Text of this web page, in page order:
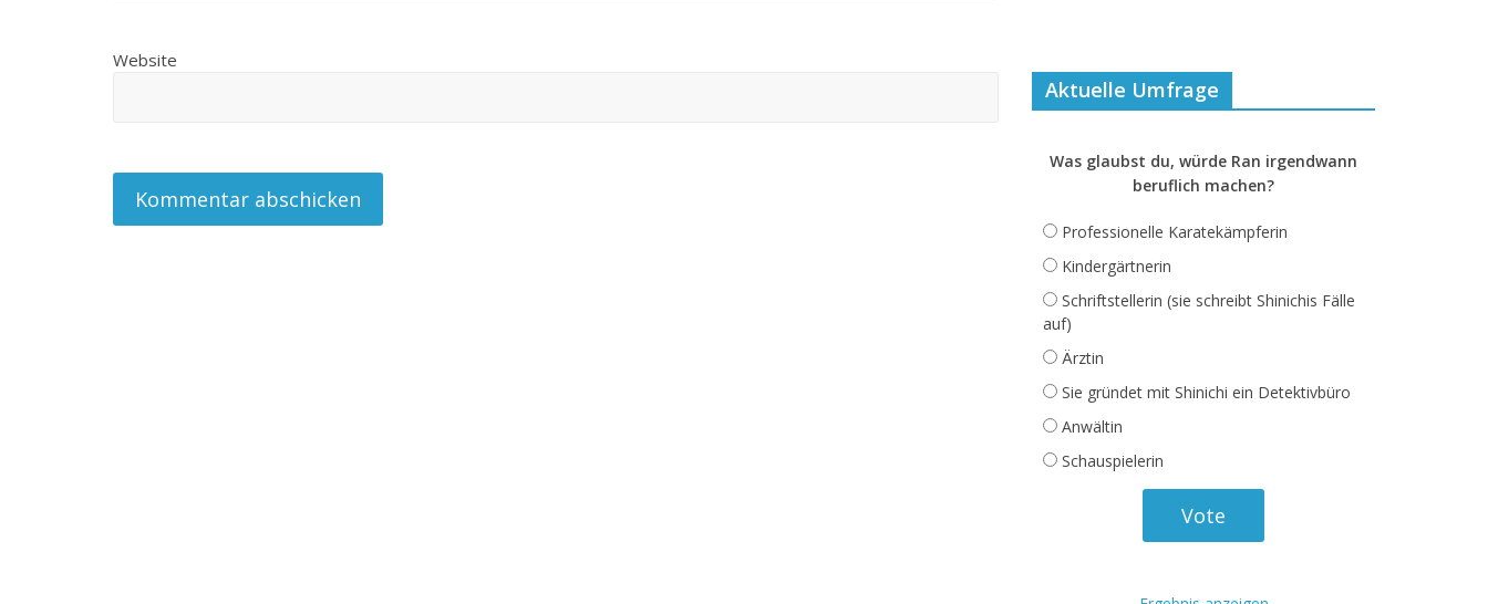
Website
Aktuelle Umfrage
Was glaubst du, würde Ran irgendwann
beruflich machen?
Professionelle Karatekämpferin
Kindergärtnerin
Schriftstellerin (sie schreibt Shinichis Fälle
auf)
Ärztin
Sie gründet mit Shinichi ein Detektivbüro
Anwältin
Schauspielerin